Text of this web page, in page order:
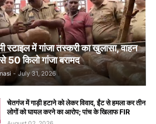
स्टाइल में गांजा तस्करी का खुलासा, वाहन
50 किलो गांजा बरामद
- July 31, 2026
चेतगंज में गाड़ी हटाने को लेकर विवाद, ईंट से हमला कर तीन
लोगों को घायल करने का आरोप; पांच के खिलाफ FIR